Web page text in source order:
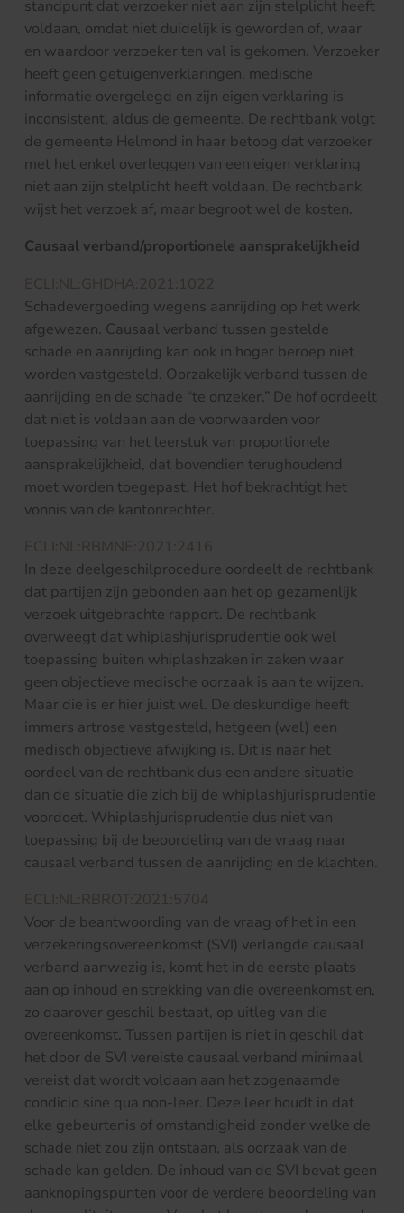
standpunt dat verzoeker niet aan zijn stelplicht heeft
voldaan, omdat niet duidelijk is geworden of, waar
en waardoor verzoeker ten val is gekomen. Verzoeker
heeft geen getuigenverklaringen, medische
informatie overgelegd en zijn eigen verklaring is
inconsistent, aldus de gemeente. De rechtbank volgt
de gemeente Helmond in haar betoog dat verzoeker
met het enkel overleggen van een eigen verklaring
niet aan zijn stelplicht heeft voldaan. De rechtbank
wijst het verzoek af, maar begroot wel de kosten.
Causaal verband/proportionele aansprakelijkheid
ECLI:NL:GHDHA:2021:1022
Schadevergoeding wegens aanrijding op het werk
afgewezen. Causaal verband tussen gestelde
schade en aanrijding kan ook in hoger beroep niet
worden vastgesteld. Oorzakelijk verband tussen de
aanrijding en de schade “te onzeker.” De hof oordeelt
dat niet is voldaan aan de voorwaarden voor
toepassing van het leerstuk van proportionele
aansprakelijkheid, dat bovendien terughoudend
moet worden toegepast. Het hof bekrachtigt het
vonnis van de kantonrechter.
ECLI:NL:RBMNE:2021:2416
In deze deelgeschilprocedure oordeelt de rechtbank
dat partijen zijn gebonden aan het op gezamenlijk
verzoek uitgebrachte rapport. De rechtbank
overweegt dat whiplashjurisprudentie ook wel
toepassing buiten whiplashzaken in zaken waar
geen objectieve medische oorzaak is aan te wijzen.
Maar die is er hier juist wel. De deskundige heeft
immers artrose vastgesteld, hetgeen (wel) een
medisch objectieve afwijking is. Dit is naar het
oordeel van de rechtbank dus een andere situatie
dan de situatie die zich bij de whiplashjurisprudentie
voordoet. Whiplashjurisprudentie dus niet van
toepassing bij de beoordeling van de vraag naar
causaal verband tussen de aanrijding en de klachten.
ECLI:NL:RBROT:2021:5704
Voor de beantwoording van de vraag of het in een
verzekeringsovereenkomst (SVI) verlangde causaal
verband aanwezig is, komt het in de eerste plaats
aan op inhoud en strekking van die overeenkomst en,
zo daarover geschil bestaat, op uitleg van die
overeenkomst. Tussen partijen is niet in geschil dat
het door de SVI vereiste causaal verband minimaal
vereist dat wordt voldaan aan het zogenaamde
condicio sine qua non-leer. Deze leer houdt in dat
elke gebeurtenis of omstandigheid zonder welke de
schade niet zou zijn ontstaan, als oorzaak van de
schade kan gelden. De inhoud van de SVI bevat geen
aanknopingspunten voor de verdere beoordeling van